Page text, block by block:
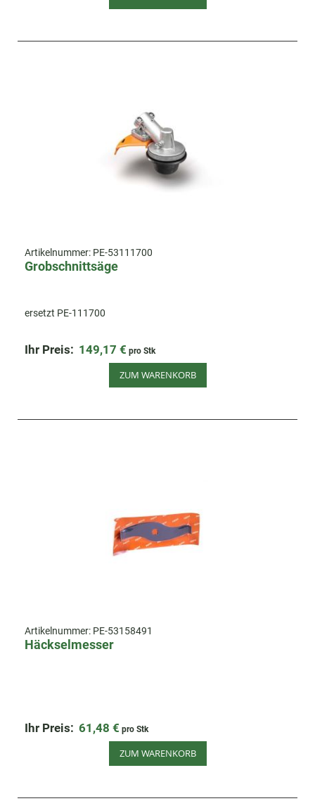
Artikelnummer: PE-53111700
Grobschnittsäge
ersetzt PE-111700
Ihr Preis: 149,17 € pro Stk
ZUM WARENKORB
Artikelnummer: PE-53158491
Häckselmesser
Ihr Preis: 61,48 € pro Stk
ZUM WARENKORB